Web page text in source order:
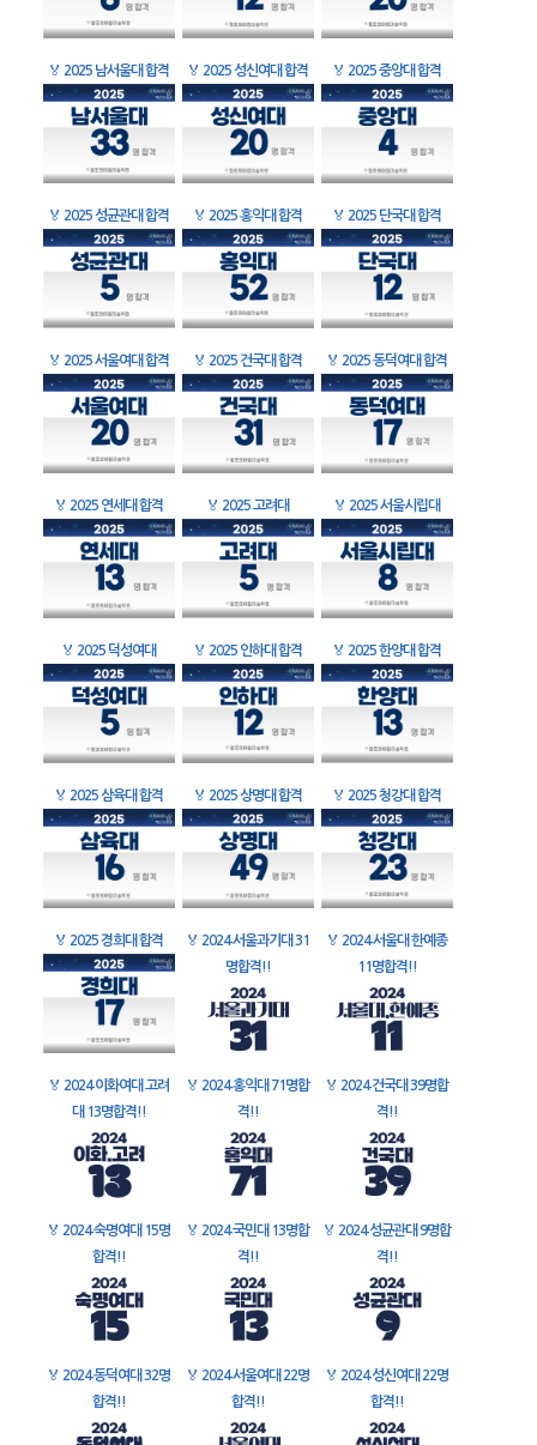
🏅 2025 남서울대 합격 🏅 2025 성신여대 합격 🏅 2025 중앙대 합격
🏅 2025 성균관대 합격 🏅 2025 홍익대 합격 🏅 2025 단국대 합격
🏅 2025 서울여대 합격 🏅 2025 건국대 합격 🏅 2025 동덕여대 합격
🏅 2025 연세대 합격 🏅 2025 고려대 🏅 2025 서울시립대
🏅 2025 덕성여대 🏅 2025 인하대 합격 🏅 2025 한양대 합격
🏅 2025 삼육대 합격 🏅 2025 상명대 합격 🏅 2025 청강대 합격
🏅 2025 경희대 합격 🏅 2024 서울과기대 31
명합격!!
🏅 2024 서울대 한예종
11명합격!!
🏅 2024 이화여대 고려
대 13명합격!!
🏅 2024 홍익대 71명합
격!!
🏅 2024 건국대 39명합
격!!
🏅 2024 숙명여대 15명
합격!!
🏅 2024 국민대 13명합
격!!
🏅 2024 성균관대 9명합
격!!
🏅 2024 동덕여대 32명
합격!!
🏅 2024 서울여대 22명
합격!!
🏅 2024 성신여대 22명
합격!!